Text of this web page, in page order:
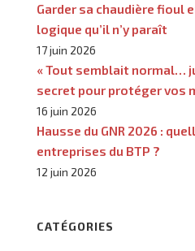
Garder sa chaudière fioul
logique qu’il n’y paraît
17 juin 2026
« Tout semblait normal…
secret pour protéger vos
16 juin 2026
Hausse du GNR 2026 :
entreprises du BTP ?
12 juin 2026
CATÉGORIES